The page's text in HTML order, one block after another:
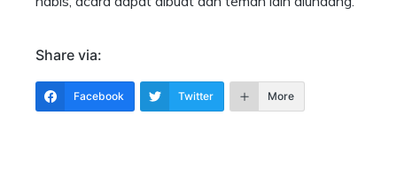
Share via:
Facebook Twitter More